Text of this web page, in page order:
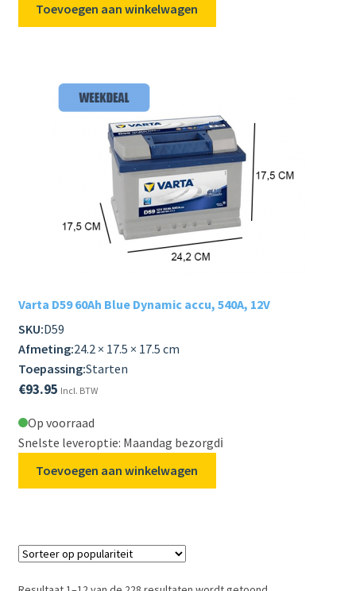
Toevoegen aan winkelwagen
Varta D59 60Ah Blue Dynamic accu, 540A, 12V
SKU:D59
Afmeting:24.2 × 17.5 × 17.5 cm
Toepassing:Starten
€93.95 Incl. BTW
Op voorraad
Snelste leveroptie: Maandag bezorgdℹ️
Toevoegen aan winkelwagen